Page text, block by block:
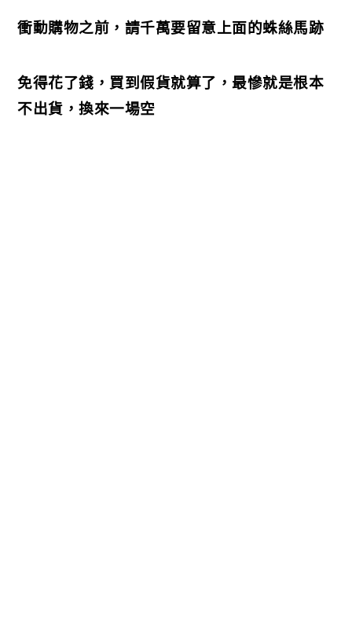
衝動購物之前，請千萬要留意上面的蛛絲馬跡
免得花了錢，買到假貨就算了，最慘就是根本
不出貨，換來一場空